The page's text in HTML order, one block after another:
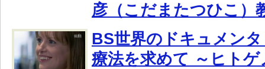
彦（こだまたつひこ）
BS世界のドキュメン
療法を求めて ～ヒトゲ